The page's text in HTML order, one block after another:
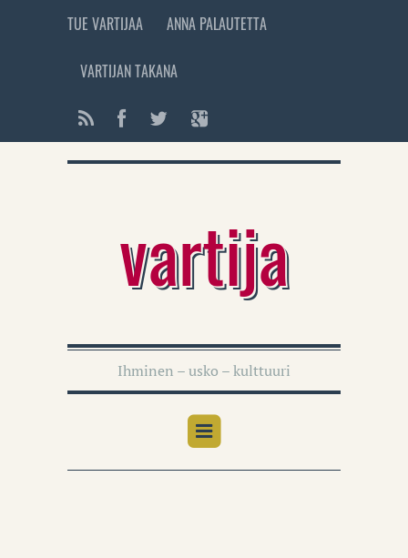
TUE VARTIJAA ANNA PALAUTETTA
VARTIJAN TAKANA
vartija
Ihminen – usko – kulttuuri